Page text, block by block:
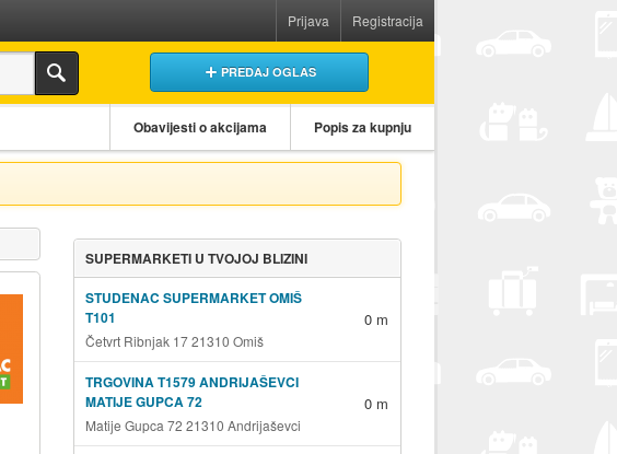
Prijava Registracija
PREDAJ OGLAS
Obavijesti o akcijama Popis za kupnju
SUPERMARKETI U TVOJOJ BLIZINI
STUDENAC SUPERMARKET OMIŠ
T101
Četvrt Ribnjak 17 21310 Omiš
0 m
TRGOVINA T1579 ANDRIJAŠEVCI
MATIJE GUPCA 72
Matije Gupca 72 21310 Andrijaševci
0 m